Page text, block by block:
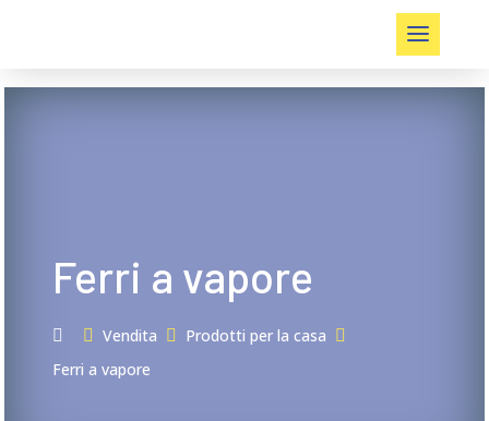
Ferri a vapore
 Vendita  Prodotti per la casa 
Ferri a vapore